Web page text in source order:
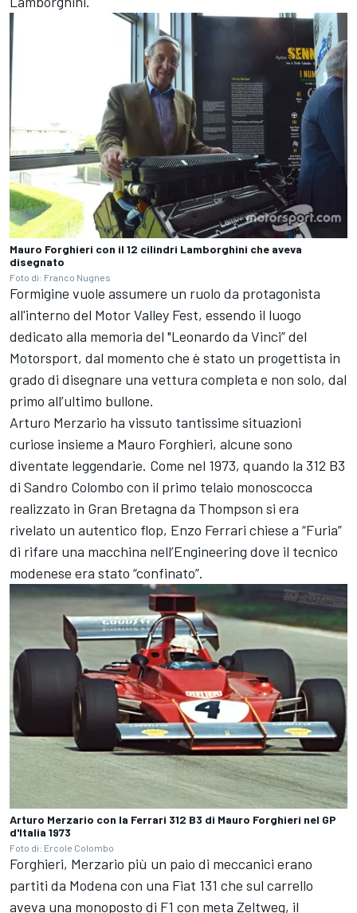
Mauro Forghieri con il 12 cilindri Lamborghini che aveva
disegnato
Foto di: Franco Nugnes
Formigine vuole assumere un ruolo da protagonista
all'interno del Motor Valley Fest, essendo il luogo
dedicato alla memoria del "Leonardo da Vinci” del
Motorsport, dal momento che è stato un progettista in
grado di disegnare una vettura completa e non solo, dal
primo all’ultimo bullone.
Arturo Merzario ha vissuto tantissime situazioni
curiose insieme a Mauro Forghieri, alcune sono
diventate leggendarie. Come nel 1973, quando la 312 B3
di Sandro Colombo con il primo telaio monoscocca
realizzato in Gran Bretagna da Thompson si era
rivelato un autentico flop, Enzo Ferrari chiese a “Furia”
di rifare una macchina nell’Engineering dove il tecnico
modenese era stato “confinato”.
Arturo Merzario con la Ferrari 312 B3 di Mauro Forghieri nel GP
d'Italia 1973
Foto di: Ercole Colombo
Forghieri, Merzario più un paio di meccanici erano
partiti da Modena con una Fiat 131 che sul carrello
aveva una monoposto di F1 con meta Zeltweg, il